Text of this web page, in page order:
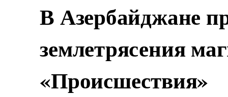
В Азербайджане
землетрясения
«Происшествия»